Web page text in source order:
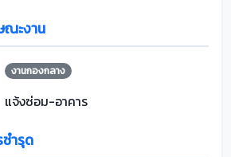
ณะงาน
งานกองกลาง
แจ้งซ่อม-อาคาร
ำรุด